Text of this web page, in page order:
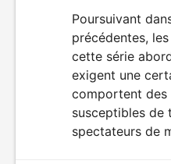
Poursuivant
précédentes,
cette série
exigent une
comportent des
susceptibles de
spectateurs de